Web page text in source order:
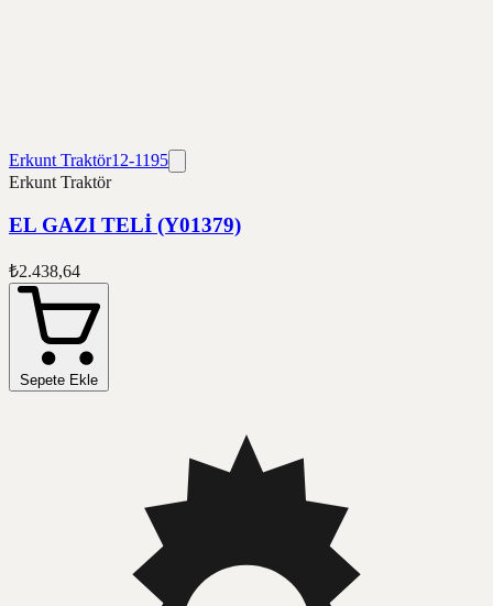
Erkunt Traktör12-1195
Erkunt Traktör
EL GAZI TELİ (Y01379)
₺2.438,64
Sepete Ekle